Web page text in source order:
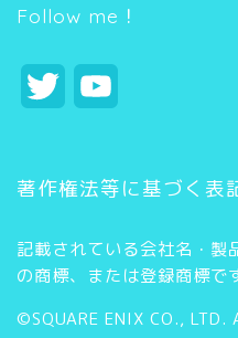
ー
Follow me！
i
t
e
u
u
b
著作権法等に基づく表
記載されている会社名・製
の商標、または登録商標で
©SQUARE ENIX CO.,